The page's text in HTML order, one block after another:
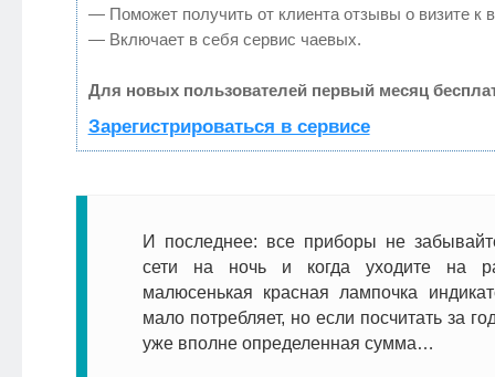
— Поможет получить от клиента отзывы о визите к
— Включает в себя сервис чаевых.
Для новых пользователей первый месяц
Зарегистрироваться в сервисе
И последнее: все приборы не
сети на ночь и когда уходите на
малюсенькая красная лампочка
мало потребляет, но если посчитать за
уже вполне определенная сумма…